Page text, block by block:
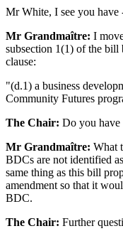
Mr White, I see you have
Mr Grandmaître: I
subsection 1(1) of the
clause:
"(d.1) a business
Community Futures
The Chair: Do you have
Mr Grandmaître: What
BDCs are not identified
same thing as this bill
amendment so that it
BDC.
The Chair: Further